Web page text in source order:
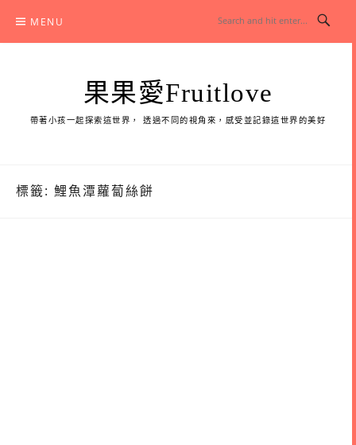
content
MENU
果果愛Fruitlove
帶著小孩一起探索這世界， 透過不同的視角來，感受並記錄這世界的美好
標籤: 鯉魚潭蘿蔔絲餅